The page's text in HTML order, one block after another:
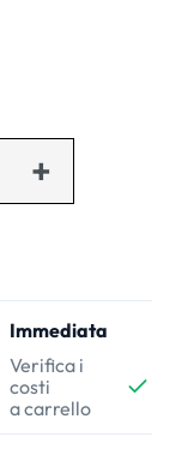
Immediata
Verifica i
costi
a carrello